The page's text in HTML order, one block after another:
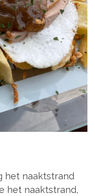
het naaktstrand
het naaktstrand,